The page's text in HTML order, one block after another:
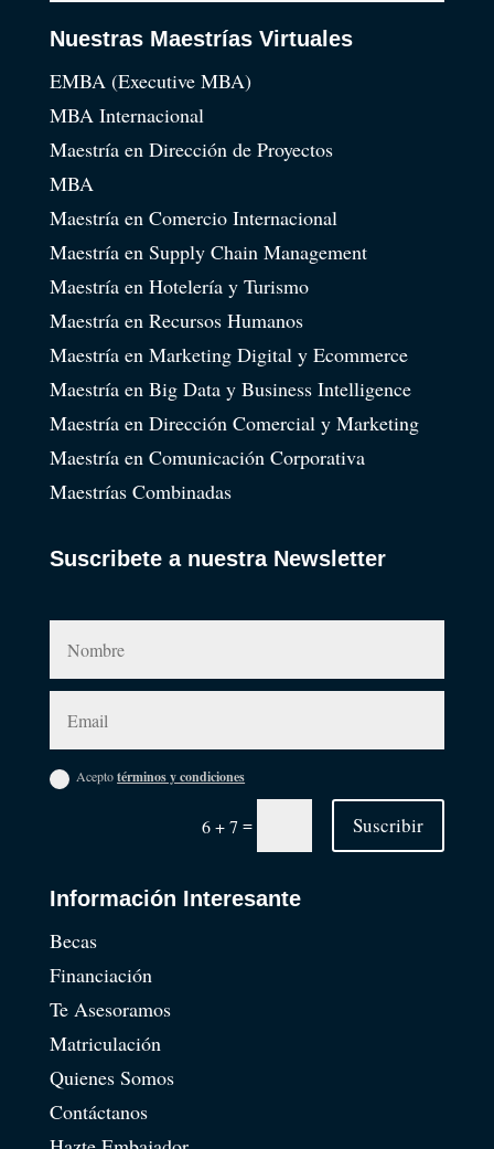
Nuestras Maestrías Virtuales
EMBA (Executive MBA)
MBA Internacional
Maestría en Dirección de Proyectos
MBA
Maestría en Comercio Internacional
Maestría en Supply Chain Management
Maestría en Hotelería y Turismo
Maestría en Recursos Humanos
Maestría en Marketing Digital y Ecommerce
Maestría en Big Data y Business Intelligence
Maestría en Dirección Comercial y Marketing
Maestría en Comunicación Corporativa
Maestrías Combinadas
Suscribete a nuestra Newsletter
Aceptotérminos y condiciones
6 + 7 = Suscribir
Información Interesante
Becas
Financiación
Te Asesoramos
Matriculación
Quienes Somos
Contáctanos